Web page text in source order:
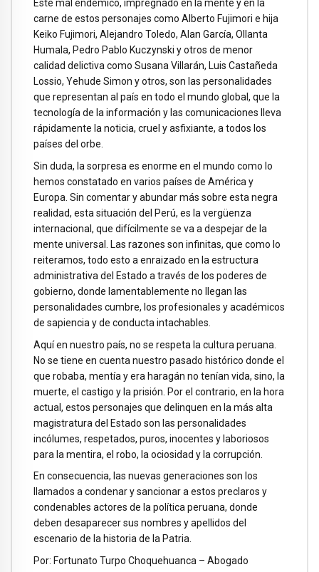
Este mal endémico, impregnado en la mente y en la
carne de estos personajes como Alberto Fujimori e hija
Keiko Fujimori, Alejandro Toledo, Alan García, Ollanta
Humala, Pedro Pablo Kuczynski y otros de menor
calidad delictiva como Susana Villarán, Luis Castañeda
Lossio, Yehude Simon y otros, son las personalidades
que representan al país en todo el mundo global, que la
tecnología de la información y las comunicaciones lleva
rápidamente la noticia, cruel y asfixiante, a todos los
países del orbe.
Sin duda, la sorpresa es enorme en el mundo como lo
hemos constatado en varios países de América y
Europa. Sin comentar y abundar más sobre esta negra
realidad, esta situación del Perú, es la vergüenza
internacional, que difícilmente se va a despejar de la
mente universal. Las razones son infinitas, que como lo
reiteramos, todo esto a enraizado en la estructura
administrativa del Estado a través de los poderes de
gobierno, donde lamentablemente no llegan las
personalidades cumbre, los profesionales y académicos
de sapiencia y de conducta intachables.
Aquí en nuestro país, no se respeta la cultura peruana.
No se tiene en cuenta nuestro pasado histórico donde el
que robaba, mentía y era haragán no tenían vida, sino, la
muerte, el castigo y la prisión. Por el contrario, en la hora
actual, estos personajes que delinquen en la más alta
magistratura del Estado son las personalidades
incólumes, respetados, puros, inocentes y laboriosos
para la mentira, el robo, la ociosidad y la corrupción.
En consecuencia, las nuevas generaciones son los
llamados a condenar y sancionar a estos preclaros y
condenables actores de la política peruana, donde
deben desaparecer sus nombres y apellidos del
escenario de la historia de la Patria.
Por: Fortunato Turpo Choquehuanca – Abogado